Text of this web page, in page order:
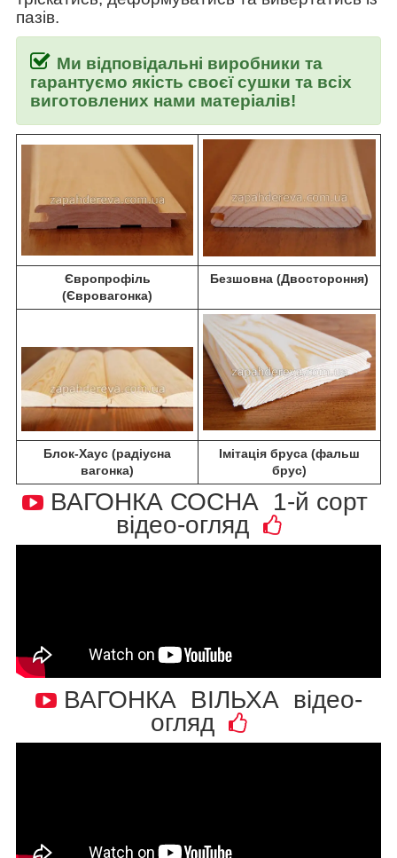
пазів.
Ми відповідальні виробники та
гарантуємо якість своєї сушки та всіх
виготовлених нами матеріалів!
Європрофіль
(Євровагонка)
Безшовна (Двостороння)
Блок-Хаус (радіусна
вагонка)
Імітація бруса (фальш
брус)
ВАГОНКА СОСНА 1-й сорт
відео-огляд
ВАГОНКА ВІЛЬХА відео-
огляд